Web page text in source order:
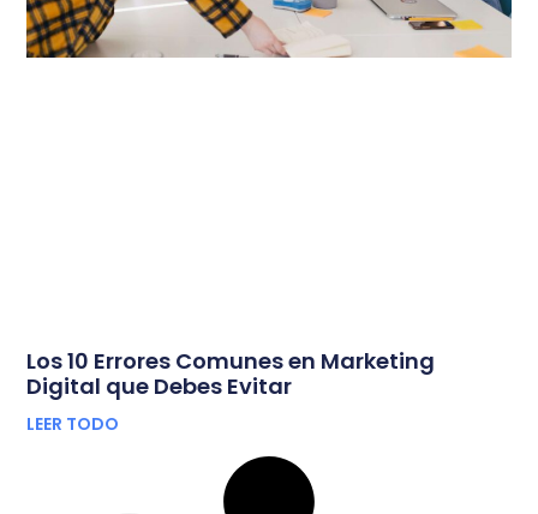
Los 10 Errores Comunes en Marketing
Digital que Debes Evitar
LEER TODO